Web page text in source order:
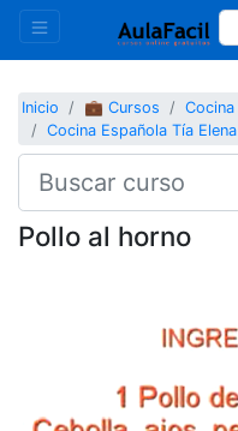
Inicio 💼 Cursos Cocina
Cocina Española Tía Elena
Pollo al horno